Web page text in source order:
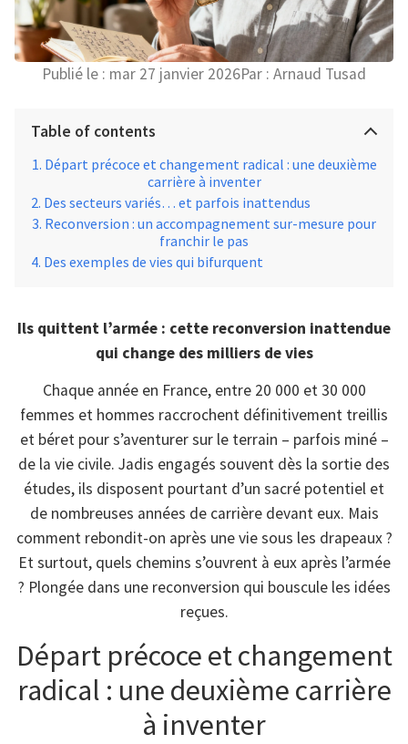
Publié le : mar 27 janvier 2026Par : Arnaud Tusad
Table of contents
Départ précoce et changement radical : une deuxième
carrière à inventer
Des secteurs variés… et parfois inattendus
Reconversion : un accompagnement sur-mesure pour
franchir le pas
Des exemples de vies qui bifurquent
Ils quittent l’armée : cette reconversion inattendue
qui change des milliers de vies
Chaque année en France, entre 20 000 et 30 000
femmes et hommes raccrochent définitivement treillis
et béret pour s’aventurer sur le terrain – parfois miné –
de la vie civile. Jadis engagés souvent dès la sortie des
études, ils disposent pourtant d’un sacré potentiel et
de nombreuses années de carrière devant eux. Mais
comment rebondit-on après une vie sous les drapeaux ?
Et surtout, quels chemins s’ouvrent à eux après l’armée
? Plongée dans une reconversion qui bouscule les idées
reçues.
Départ précoce et changement
radical : une deuxième carrière
à inventer